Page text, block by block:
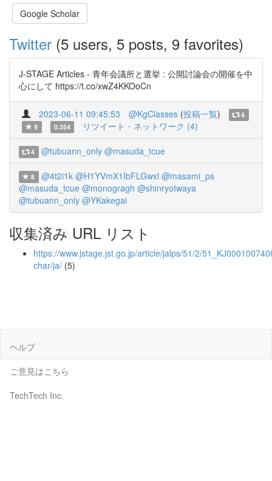
Google Scholar
Twitter (5 users, 5 posts, 9 favorites)
J-STAGE Articles - 青年会議所と選挙 : 公開討論会の開催を中
心にして https://t.co/xwZ4KKOoCn
2023-06-11 09:45:53 @KgClasses (投稿一覧)
4
9
0.354 リツイート・ネットワーク (4)
4 @tubuann_only @masuda_tcue
8 @4t2i1k @H1YVmX1IbFLGwxl @masami_ps
@masuda_tcue @monogragh @shinryoIwaya
@tubuann_only @YKakegai
収集済み URL リスト
https://www.jstage.jst.go.jp/article/jalps/51/2/
char/ja/ (5)
ヘルプ
ご意見はこちら
TechTech Inc.